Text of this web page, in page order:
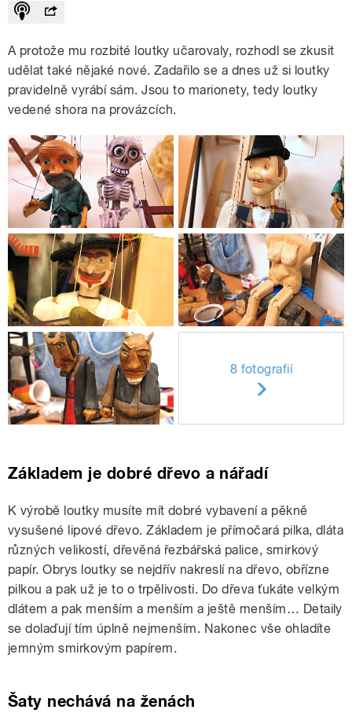
A protože mu rozbité loutky učarovaly, rozhodl se zkusit
udělat také nějaké nové. Zadařilo se a dnes už si loutky
pravidelně vyrábí sám. Jsou to marionety, tedy loutky
vedené shora na provázcích.
8 fotografií
Základem je dobré dřevo a nářadí
K výrobě loutky musíte mít dobré vybavení a pěkně
vysušené lipové dřevo. Základem je přímočará pilka, dláta
různých velikostí, dřevěná řezbářská palice, smirkový
papír. Obrys loutky se nejdřív nakreslí na dřevo, obřízne
pilkou a pak už je to o trpělivosti. Do dřeva ťukáte velkým
dlátem a pak menším a menším a ještě menším… Detaily
se dolaďují tím úplně nejmenším. Nakonec vše ohladíte
jemným smirkovým papírem.
Šaty nechává na ženách